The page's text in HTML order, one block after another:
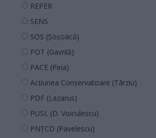
REPER
SENS
SOS (Șoșoacă)
POT (Gavrilă)
PACE (Peia)
Acțiunea Conservatoare (Târziu)
PDF (Lazarus)
PUSL (D. Voiculescu)
PNȚCD (Pavelescu)